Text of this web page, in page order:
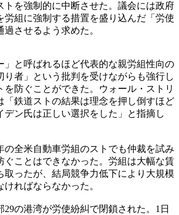
トを強制的に中断させた。議会には政府
労組に強制する措置を盛り込んだ「労使
させるよう求めた。
」と呼ばれるほど代表的な親労組性向の
り者」という批判を受けながらも強行し
を防ぐことができた。ウォール・ストリ
「鉄道ストの結果は理念を押し倒すほど
デン氏は正しい選択をした」と指摘し
の全米自動車労組のストでも仲裁を試み
ぐことはできなかった。労組は大幅な賃
取ったが、結局競争力低下により大規模
ればならなかった。
29の港湾が労使紛糾で閉鎖された。1日